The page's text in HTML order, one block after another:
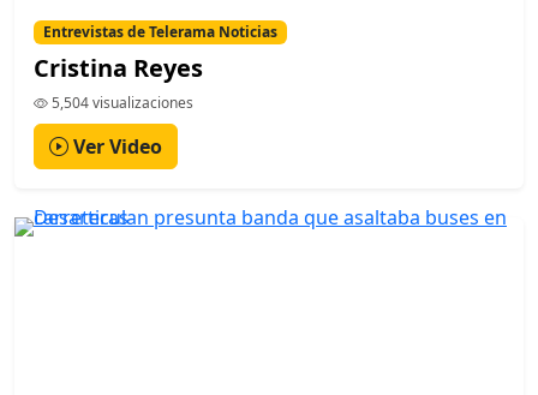
Entrevistas de Telerama Noticias
Cristina Reyes
5,504 visualizaciones
Ver Video